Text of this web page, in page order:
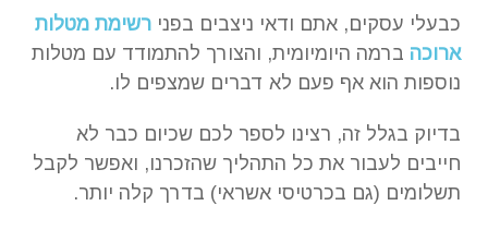
כבעלי עסקים, אתם ודאי ניצבים בפני רשימת מטלות
ארוכה ברמה היומיומית, והצורך להתמודד עם מטלות
נוספות הוא אף פעם לא דברים שמצפים לו.
בדיוק בגלל זה, רצינו לספר לכם שכיום כבר לא
חייבים לעבור את כל התהליך שהזכרנו, ואפשר לקבל
תשלומים (גם בכרטיסי אשראי) בדרך קלה יותר.